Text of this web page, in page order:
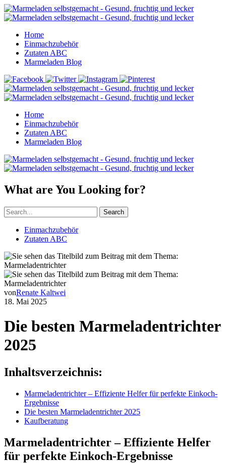
Home
Einmachzubehör
Zutaten ABC
Marmeladen Blog
Home
Einmachzubehör
Zutaten ABC
Marmeladen Blog
What are You Looking for?
Search
Einmachzubehör
Zutaten ABC
vonRenate Kaltwei
18. Mai 2025
Die besten Marmeladentrichter
2025
Inhaltsverzeichnis:
Marmeladentrichter – Effiziente Helfer für perfekte Einkoch-
Ergebnisse
Die besten Marmeladentrichter 2025
Kaufberatung
Marmeladentrichter – Effiziente Helfer
für perfekte Einkoch-Ergebnisse